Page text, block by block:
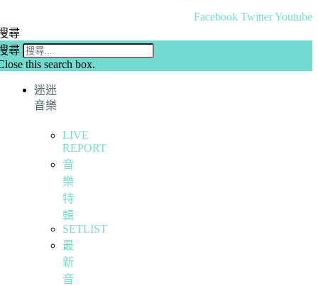
Facebook TwitterYoutube
尋
尋
this search box.
迷迷
音樂
LIVE
REPORT
音
樂
特
輯
SETLIST
最
新
音